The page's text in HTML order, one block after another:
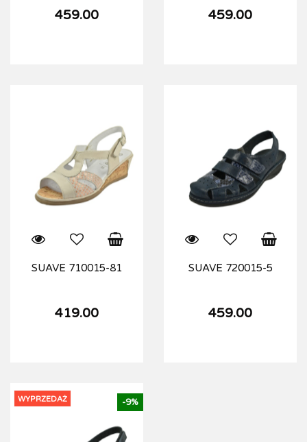
459.00 459.00
SUAVE 710015-81
419.00
SUAVE 720015-5
459.00
WYPRZEDAŻ -9%